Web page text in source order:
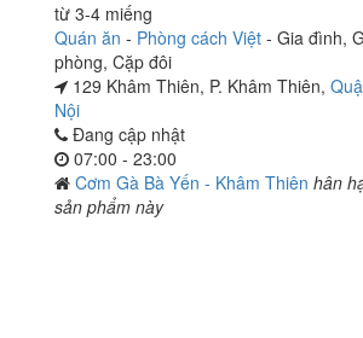
từ 3-4 miếng
Quán ăn - Phòng cách Việt - Gia đình,
phòng, Cặp đôi
129 Khâm Thiên, P. Khâm Thiên,
Nội
Đang cập nhật
07:00 - 23:00
Cơm Gà Bà Yến - Khâm Thiên hân
sản phẩm này